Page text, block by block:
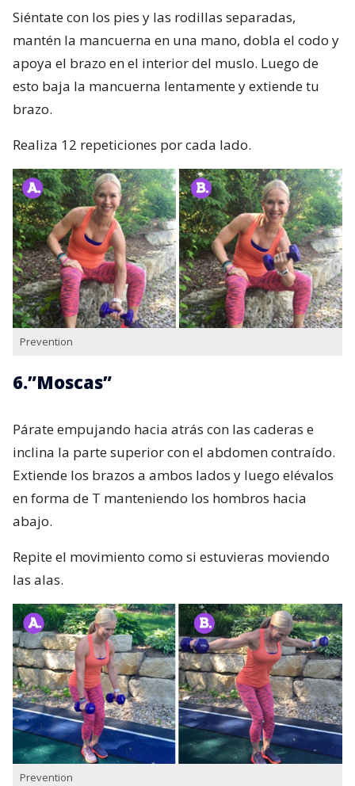
Siéntate con los pies y las rodillas separadas,
mantén la mancuerna en una mano, dobla el codo y
apoya el brazo en el interior del muslo. Luego de
esto baja la mancuerna lentamente y extiende tu
brazo.
Realiza 12 repeticiones por cada lado.
Prevention
6.”Moscas”
Párate empujando hacia atrás con las caderas e
inclina la parte superior con el abdomen contraído.
Extiende los brazos a ambos lados y luego elévalos
en forma de T manteniendo los hombros hacia
abajo.
Repite el movimiento como si estuvieras moviendo
las alas.
Prevention